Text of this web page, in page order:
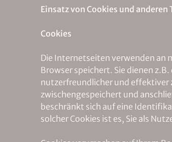
Einsatz von Cookies und
Cookies
Die Internetseiten verwenden an
Browser speichert. Sie dienen
nutzerfreundlicher und effektiver
zwischengespeichert und
beschränkt sich auf eine
solcher Cookies ist es, Sie als